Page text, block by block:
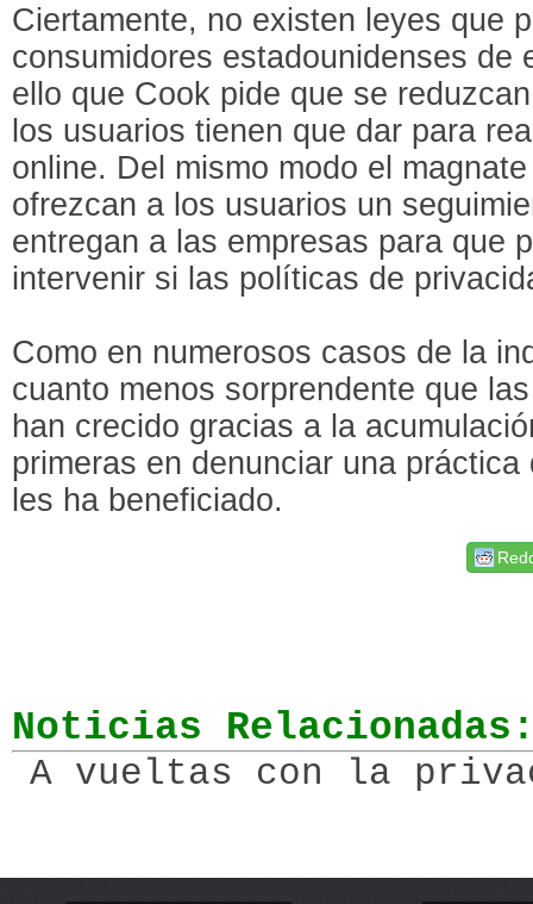
Ciertamente, no existen leyes que
consumidores estadounidenses de
ello que Cook pide que se
los usuarios tienen que dar para
online. Del mismo modo el
ofrezcan a los usuarios un
entregan a las empresas para que
intervenir si las políticas de
Como en numerosos casos de la
cuanto menos sorprendente que
han crecido gracias a la
primeras en denunciar una
les ha beneficiado.
Noticias
A vueltas con la